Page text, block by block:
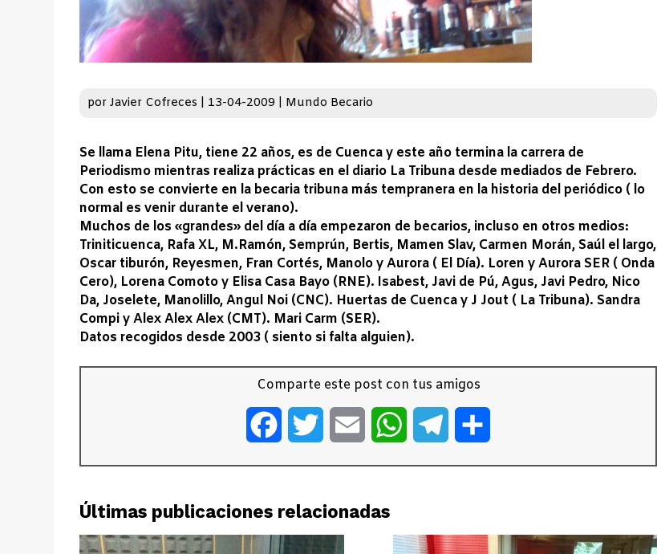
porJavier Cofreces 13-04-2009 Mundo Becario
Se llama Elena Pitu, tiene 22 años, es de Cuenca y este año termina la carrera de
Periodismo mientras realiza prácticas en el diario La Tribuna desde mediados de Febrero.
Con esto se convierte en la becaria tribuna más tempranera en la historia del periódico ( lo
normal es venir durante el verano).
Muchos de los «grandes» del día a día empezaron de becarios, incluso en otros medios:
Triniticuenca, Rafa XL, M.Ramón, Semprún, Bertis, Mamen Slav, Carmen Morán, Saúl el largo,
Oscar tiburón, Reyesmen, Fran Cortés, Manolo y Aurora ( El Día). Loren y Aurora SER ( Onda
Cero), Lorena Comoto y Elisa Casa Bayo (RNE). Isabest, Javi de Pú, Agus, Javi Pedro, Nico
Da, Joselete, Manolillo, Angul Noi (CNC). Huertas de Cuenca y J Jout ( La Tribuna). Sandra
Compi y Alex Alex Alex (CMT). Mari Carm (SER).
Datos recogidos desde 2003 ( siento si falta alguien).
Comparte este post con tus amigos
FacebookTwitter Email WhatsAppTelegram
Últimas publicaciones relacionadas